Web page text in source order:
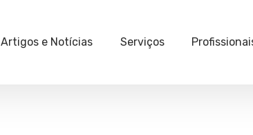
Artigos e Notícias Serviços